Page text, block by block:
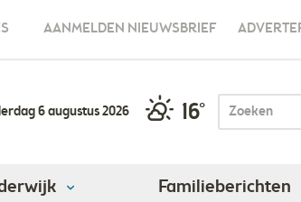
AANMELDEN NIEUWSBRIEF
6 augustus 2026 16°
Familieberichten